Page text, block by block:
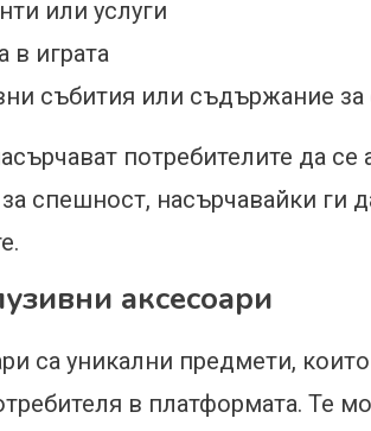
или услуги
в играта
събития или съдържание за
потребителите да
спешност, насърчавайки ги
аксесоари
са уникални предмети,
в платформата. Те